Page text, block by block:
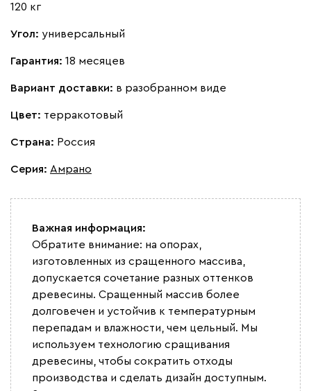
120 кг
Угол: универсальный
Гарантия: 18 месяцев
Вариант доставки: в разобранном виде
Цвет: терракотовый
Страна: Россия
Серия: Амрано
Важная информация:
Обратите внимание: на опорах,
изготовленных из сращенного массива,
допускается сочетание разных оттенков
древесины. Сращенный массив более
долговечен и устойчив к температурным
перепадам и влажности, чем цельный. Мы
используем технологию сращивания
древесины, чтобы сократить отходы
производства и сделать дизайн доступным.